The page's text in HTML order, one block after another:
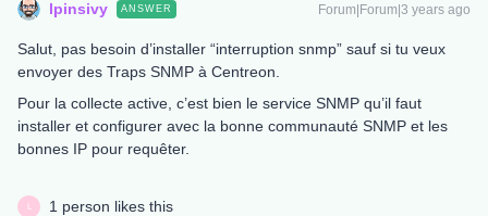
lpinsivy ANSWER Forum|Forum|3 years ago
Salut, pas besoin d’installer “interruption snmp” sauf si tu veux
envoyer des Traps SNMP à Centreon.
Pour la collecte active, c’est bien le service SNMP qu’il faut
installer et configurer avec la bonne communauté SNMP et les
bonnes IP pour requêter.
1 person likes this